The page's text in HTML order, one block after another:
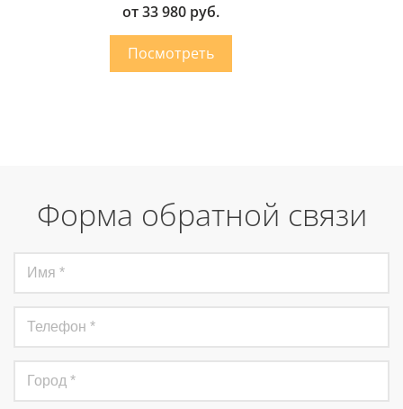
от 33 980 руб.
Форма обратной связи